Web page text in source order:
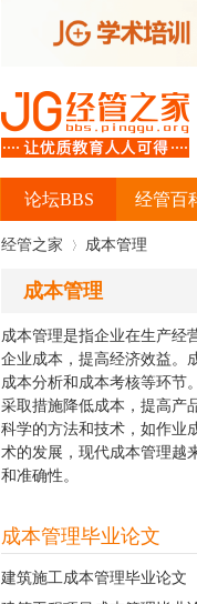
经管百
论坛BBS
经管之家
›
成本管理
成本管理
成本管理是指企业在生产经
企业成本，提高经济效益。
成本分析和成本考核等环节
采取措施降低成本，提高产
科学的方法和技术，如作业
术的发展，现代成本管理越
和准确性。
成本管理毕业论文
建筑施工成本管理毕业论文